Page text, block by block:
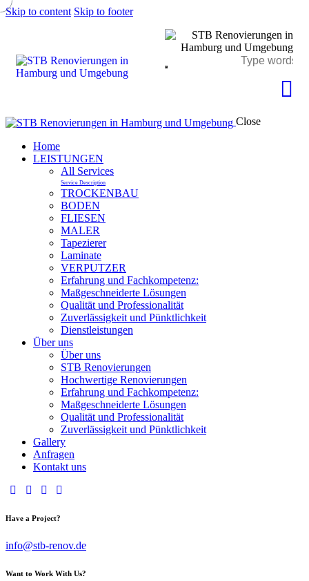
Skip to content Skip to footer
Close
Home
LEISTUNGEN
All Services
Service Description
TROCKENBAU
BODEN
FLIESEN
MALER
Tapezierer
Laminate
VERPUTZER
Erfahrung und Fachkompetenz:
Maßgeschneiderte Lösungen
Qualität und Professionalität
Zuverlässigkeit und Pünktlichkeit
Dienstleistungen
Über uns
Über uns
STB Renovierungen
Hochwertige Renovierungen
Erfahrung und Fachkompetenz:
Maßgeschneiderte Lösungen
Qualität und Professionalität
Zuverlässigkeit und Pünktlichkeit
Gallery
Anfragen
Kontakt uns
Have a Project?
info@stb-renov.de
Want to Work With Us?